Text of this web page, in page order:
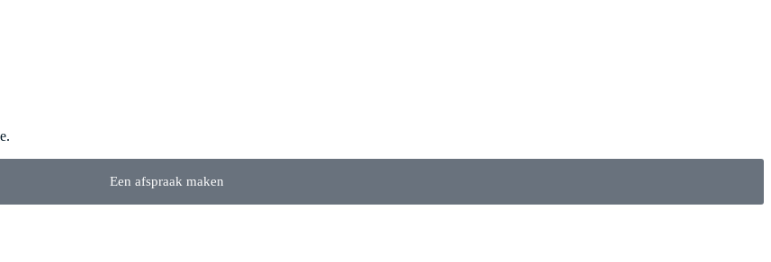
Een afspraak maken